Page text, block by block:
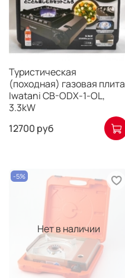
Туристическая
(походная) газовая плита
Iwatani CB-ODX-1-OL,
3.3kW
12700 руб
Нет в наличии
-5%